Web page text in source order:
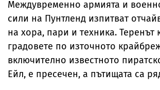
Междувременно армията и
сили на Пунтленд изпитват
на хора, пари и техника. Теренът
градовете по източното
включително известното
Ейл, е пресечен, а пътищата са